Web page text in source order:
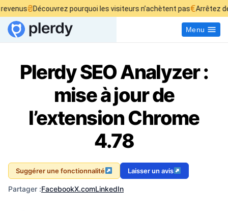
₴Découvrez pourquoi les visiteurs n’achètent pas€Arrêtez de
Menu
Plerdy SEO Analyzer :
mise à jour de
l’extension Chrome
4.78
Suggérer une fonctionnalité Laisser un avis
Partager :FacebookX.comLinkedIn